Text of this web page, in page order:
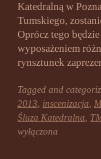
Katedralną w
Tumskiego,
Oprócz tego
wyposażeniem
rynsztunek
Tagged and
2013, inscenizacja,
Śluza Katedralna,
wyłączona